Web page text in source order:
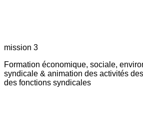
mission 3
Formation économique, sociale,
syndicale & animation des activités
des fonctions syndicales